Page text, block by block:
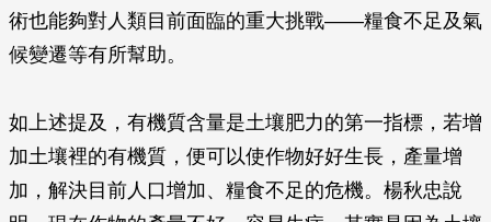
術也能夠對人類目前面臨的重大挑戰——糧食不足及氣
候變遷等有所幫助。
如上述提及，有機質含量是土壤肥力的第一指標，若增
加土壤裡的有機質，便可以使作物好好生長，產量增
加，解決目前人口增加、糧食不足的危機。楊秋忠說